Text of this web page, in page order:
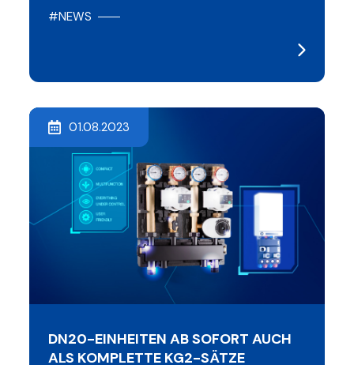
#NEWS
01.08.2023
DN20-EINHEITEN AB SOFORT AUCH
ALS KOMPLETTE KG2-SÄTZE